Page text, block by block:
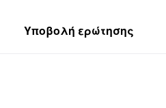
Υποβολή ερώτησης